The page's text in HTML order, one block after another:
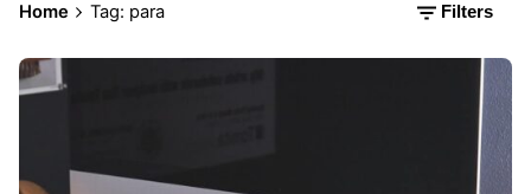
Home Tag: para Filters